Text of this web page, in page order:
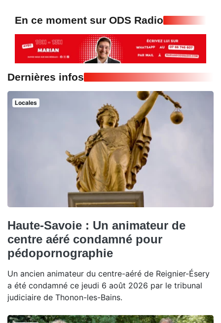
En ce moment sur ODS Radio
Dernières infos
Locales
Haute-Savoie : Un animateur de
centre aéré condamné pour
pédopornographie
Un ancien animateur du centre-aéré de Reignier-Ésery
a été condamné ce jeudi 6 août 2026 par le tribunal
judiciaire de Thonon-les-Bains.